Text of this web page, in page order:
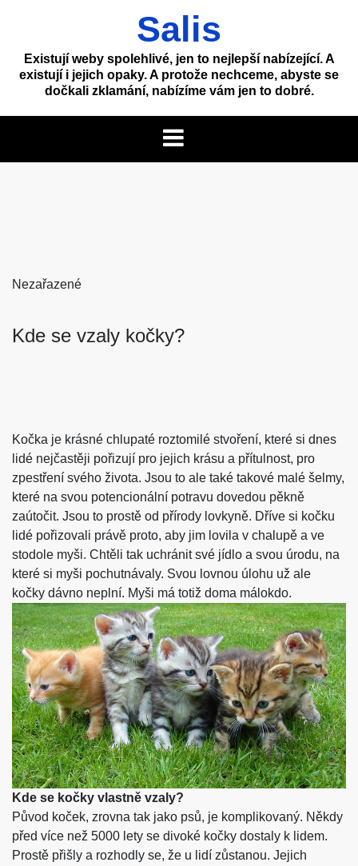
Salis
Existují weby spolehlivé, jen to nejlepší nabízející. A
existují i jejich opaky. A protože nechceme, abyste se
dočkali zklamání, nabízíme vám jen to dobré.
Nezařazené
Kde se vzaly kočky?
Kočka je krásné chlupaté roztomilé stvoření, které si dnes
lidé nejčastěji pořizují pro jejich krásu a přítulnost, pro
zpestření svého života. Jsou to ale také takové malé šelmy,
které na svou potencionální potravu dovedou pěkně
zaútočit. Jsou to prostě od přírody lovkyně. Dříve si kočku
lidé pořizovali právě proto, aby jim lovila v chalupě a ve
stodole myši. Chtěli tak uchránit své jídlo a svou úrodu, na
které si myši pochutnávaly. Svou lovnou úlohu už ale
kočky dávno neplní. Myši má totiž doma málokdo.
Kde se kočky vlastně vzaly?
Původ koček, zrovna tak jako psů, je komplikovaný. Někdy
před více než 5000 lety se divoké kočky dostaly k lidem.
Prostě přišly a rozhodly se, že u lidí zůstanou. Jejich